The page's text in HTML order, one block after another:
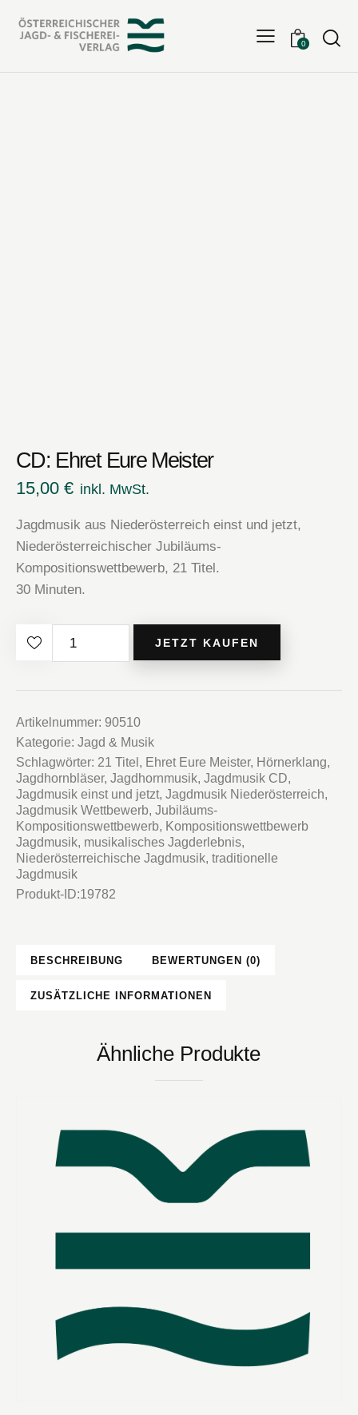
0
CD: Ehret Eure Meister
15,00 € inkl. MwSt.
Jagdmusik aus Niederösterreich einst und jetzt,
Niederösterreichischer Jubiläums-
Kompositionswettbewerb, 21 Titel.
30 Minuten.
CD:
Ehret
Menge
JETZT KAUFEN
Artikelnummer: 90510
Kategorie: Jagd & Musik
Schlagwörter: 21 Titel , Ehret Eure Meister, Hörnerklang,
Jagdhornbläser, Jagdhornmusik, Jagdmusik CD,
Jagdmusik einst und jetzt, Jagdmusik Niederösterreich,
Jagdmusik Wettbewerb, Jubiläums-
Kompositionswettbewerb, Kompositionswettbewerb
Jagdmusik, musikalisches Jagderlebnis,
Niederösterreichische Jagdmusik, traditionelle
Jagdmusik
Produkt-ID:19782
BESCHREIBUNG BEWERTUNGEN (0)
ZUSÄTZLICHE INFORMATIONEN
Ähnliche Produkte